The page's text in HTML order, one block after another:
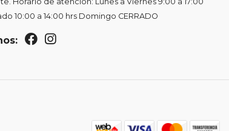
10:00 a 14:00 hrs Domingo CERRADO